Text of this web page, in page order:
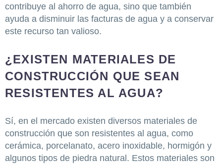
contribuye al ahorro de agua, sino que también
ayuda a disminuir las facturas de agua y a conservar
este recurso tan valioso.
¿EXISTEN MATERIALES DE
CONSTRUCCIÓN QUE SEAN
RESISTENTES AL AGUA?
Sí, en el mercado existen diversos materiales de
construcción que son resistentes al agua, como
cerámica, porcelanato, acero inoxidable, hormigón y
algunos tipos de piedra natural. Estos materiales son